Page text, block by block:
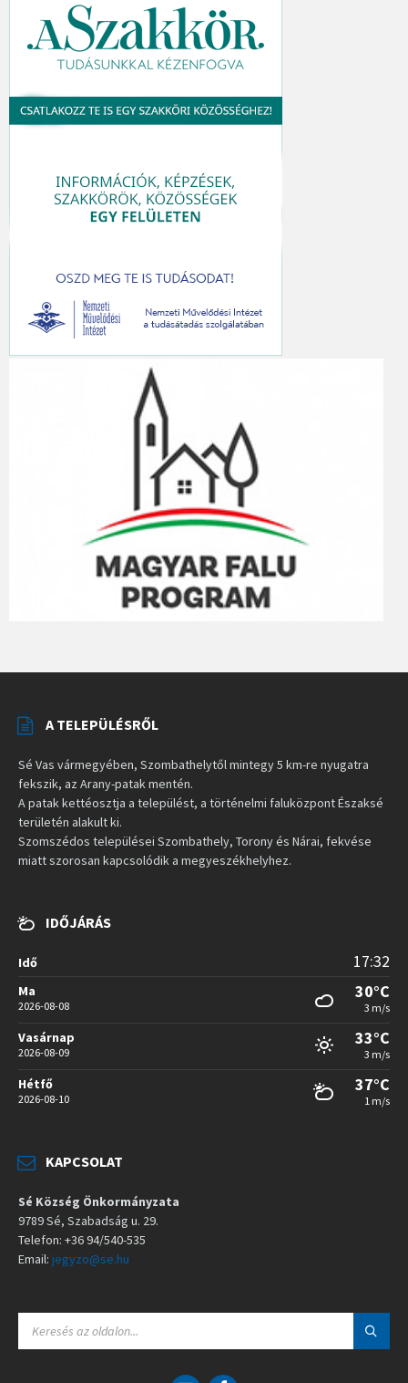
A TELEPÜLÉSRŐL
Sé Vas vármegyében, Szombathelytől mintegy 5 km-re nyugatra
fekszik, az Arany-patak mentén.
A patak kettéosztja a települést, a történelmi faluközpont Északsé
területén alakult ki.
Szomszédos települései Szombathely, Torony és Nárai, fekvése
miatt szorosan kapcsolódik a megyeszékhelyhez.
IDŐJÁRÁS
Idő 17:32
Ma
2026-08-08
30°C
3 m/s
Vasárnap
2026-08-09
33°C
3 m/s
Hétfő
2026-08-10
37°C
1 m/s
KAPCSOLAT
Sé Község Önkormányzata
9789 Sé, Szabadság u. 29.
Telefon: +36 94/540-535
Email: jegyzo@se.hu
A